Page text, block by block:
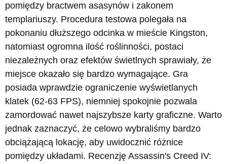
pomiędzy bractwem asasynów i zakonem
templariuszy. Procedura testowa polegała na
pokonaniu dłuższego odcinka w mieście Kingston,
natomiast ogromna ilość roślinności, postaci
niezależnych oraz efektów świetlnych sprawiały, że
miejsce okazało się bardzo wymagające. Gra
posiada wprawdzie ograniczenie wyświetlanych
klatek (62-63 FPS), niemniej spokojnie pozwala
zamordować nawet najszybsze karty graficzne. Warto
jednak zaznaczyć, że celowo wybraliśmy bardzo
obciążającą lokację, aby uwidocznić różnice
pomiędzy układami. Recenzję Assassin's Creed IV: